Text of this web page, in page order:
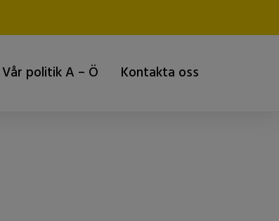
Vår politik A – Ö Kontakta oss